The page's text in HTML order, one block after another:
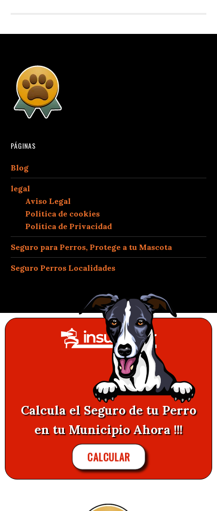
PÁGINAS
Blog
legal
Aviso Legal
Política de cookies
Política de Privacidad
Seguro para Perros, Protege a tu Mascota
Seguro Perros Localidades
Calcula el Seguro de tu Perro
en tu Municipio Ahora !!!
CALCULAR